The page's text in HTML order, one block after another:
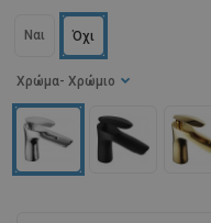
Χρώμα - Χρώμιο
Ναι Όχι